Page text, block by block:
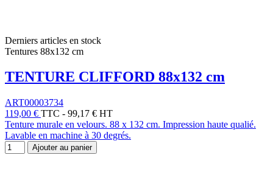
Derniers articles en stock
Tentures 88x132 cm
TENTURE CLIFFORD 88x132 cm
ART00003734
119,00 € TTC - 99,17 € HT
Tenture murale en velours. 88 x 132 cm. Impression haute qualié.
Lavable en machine à 30 degrés.
Ajouter au panier